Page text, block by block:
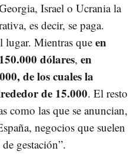
Israel o Ucrania la
es decir, se paga.
lugar. Mientras que en
dólares, en
de los cuales la
de 15.000. El resto
como las que se anuncian,
negocios que suelen
gestación”.